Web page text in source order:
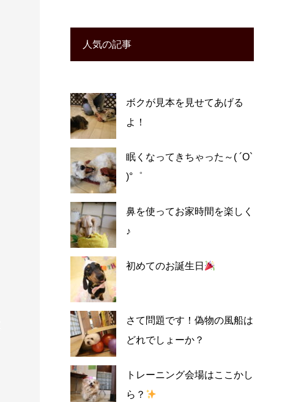
人気の記事
ボクが見本を見せてあげる
よ！
眠くなってきちゃった～( ´O`
)°゜
鼻を使ってお家時間を楽しく
♪
初めてのお誕生日
さて問題です！偽物の風船は
どれでしょーか？
トレーニング会場はここかし
ら？